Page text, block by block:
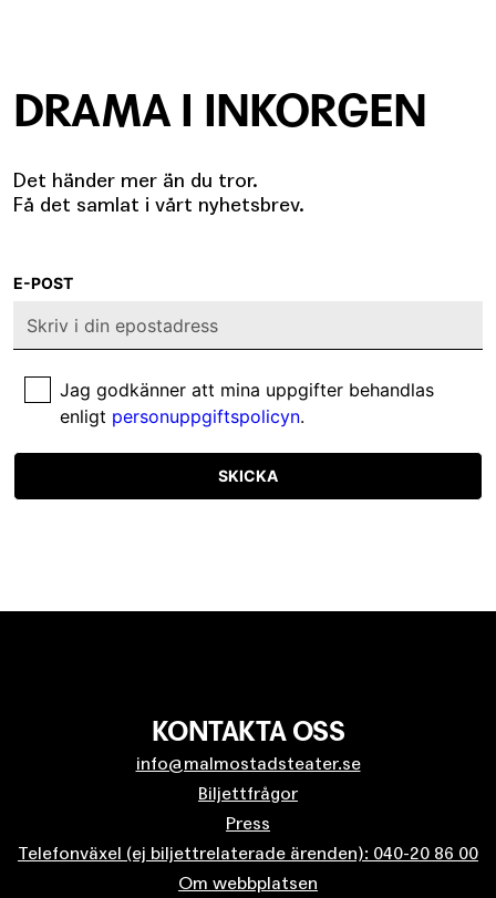
DRAMA I INKORGEN
Det händer mer än du tror.
Få det samlat i vårt nyhetsbrev.
E-POST
Jag godkänner att mina uppgifter behandlas
enligt personuppgiftspolicyn.
SKICKA
KONTAKTA OSS
info@malmostadsteater.se
Biljettfrågor
Press
Telefonväxel (ej biljettrelaterade ärenden): 040-20 86 00
Om webbplatsen